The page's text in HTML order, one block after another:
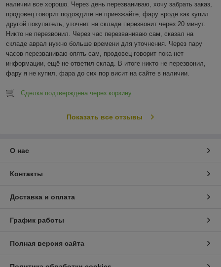
наличии все хорошо. Через день перезваниваю, хочу забрать заказ,
продовец говорит подождите не приезжайте, фару вроде как купил
другой покупатель, уточнит на складе перезвонит через 20 минут.
Никто не перезвонил. Через час перезваниваю сам, сказал на
складе аврал нужно больше времени для уточнения. Через пару
часов перезваниваю опять сам, продовец говорит пока нет
информации, ещё не ответил склад. В итоге никто не перезвонил,
фару я не купил, фара до сих пор висит на сайте в наличии.
Сделка подтверждена через корзину
Показать все отзывы
О нас
Контакты
Доставка и оплата
График работы
Полная версия сайта